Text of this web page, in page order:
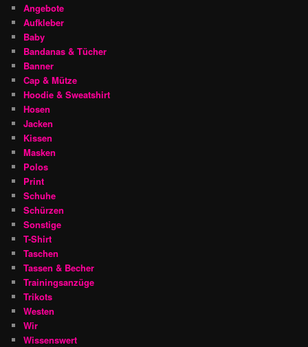
Angebote
Aufkleber
Baby
Bandanas & Tücher
Banner
Cap & Mütze
Hoodie & Sweatshirt
Hosen
Jacken
Kissen
Masken
Polos
Print
Schuhe
Schürzen
Sonstige
T-Shirt
Taschen
Tassen & Becher
Trainingsanzüge
Trikots
Westen
Wir
Wissenswert